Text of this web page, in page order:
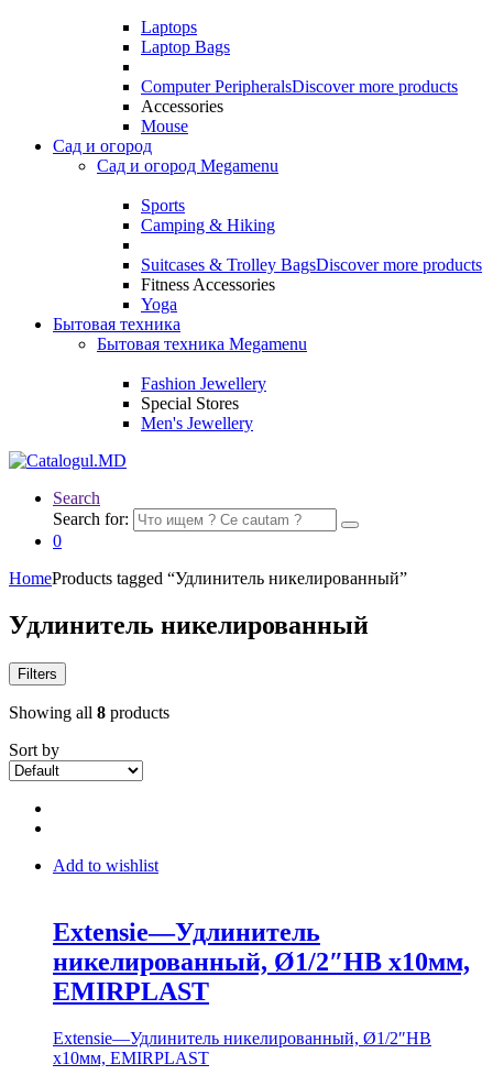
Laptops
Laptop Bags
Computer PeripheralsDiscover more products
Accessories
Mouse
Сад и огород
Сад и огород Megamenu
Sports
Camping & Hiking
Suitcases & Trolley BagsDiscover more products
Fitness Accessories
Yoga
Бытовая техника
Бытовая техника Megamenu
Fashion Jewellery
Special Stores
Men's Jewellery
Search
Search for:
0
HomeProducts tagged “Удлинитель никелированный”
Удлинитель никелированный
Filters
Showing all 8 products
Sort by
Add to wishlist
Extensie—Удлинитель
никелированный, Ø1/2″НВ х10мм,
EMIRPLAST
Extensie—Удлинитель никелированный, Ø1/2″НВ
х10мм, EMIRPLAST